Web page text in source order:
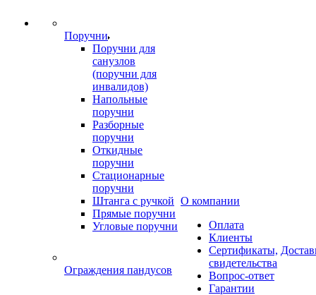
Поручни
Поручни для
санузлов
(поручни для
инвалидов)
Напольные
поручни
Разборные
поручни
Откидные
поручни
Стационарные
поручни
Штанга с ручкой
Прямые поручни
Угловые поручни
Ограждения пандусов
О компании
Оплата
Клиенты
Сертификаты,
свидетельства
Вопрос-ответ
Гарантии